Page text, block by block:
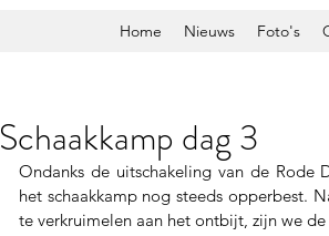
Home Nieuws Foto's
Schaakkamp dag 3
Ondanks de uitschakeling van de Rode
het schaakkamp nog steeds opperbest.
te verkruimelen aan het ontbijt, zijn we